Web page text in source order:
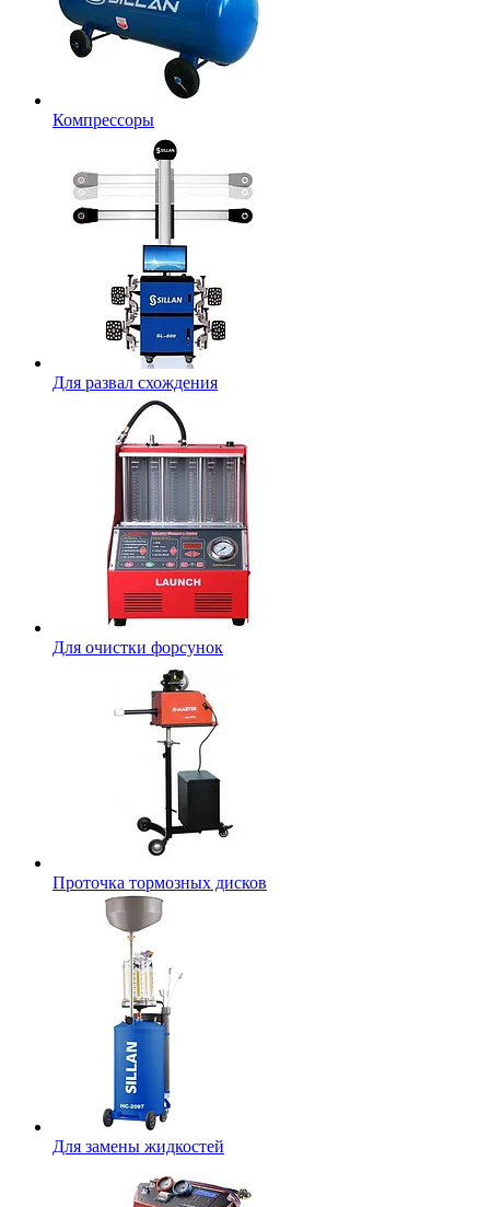
Компрессоры
Для развал схождения
Для очистки форсунок
Проточка тормозных дисков
Для замены жидкостей